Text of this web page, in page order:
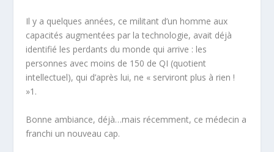
Il y a quelques années, ce militant d’un homme aux
capacités augmentées par la technologie, avait déjà
identifié les perdants du monde qui arrive : les
personnes avec moins de 150 de QI (quotient
intellectuel), qui d’après lui, ne « serviront plus à rien !
»1 .
Bonne ambiance, déjà…mais récemment, ce médecin a
franchi un nouveau cap.